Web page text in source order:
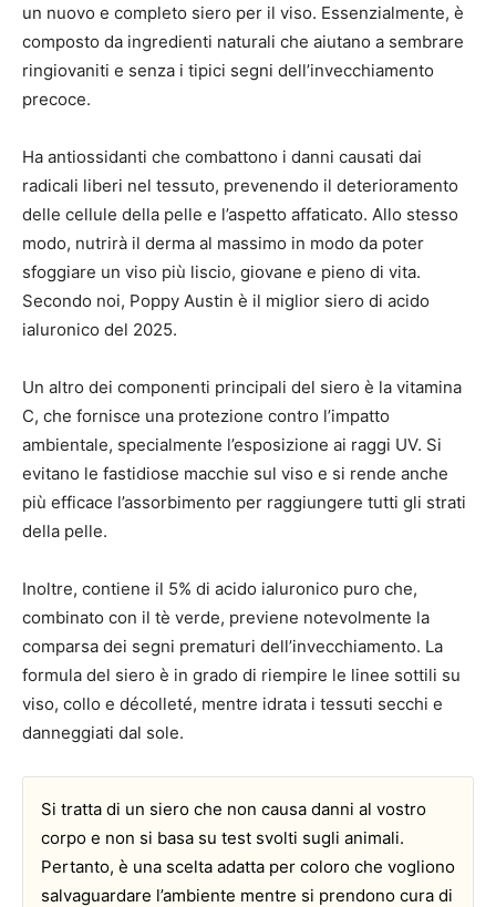
un nuovo e completo siero per il viso. Essenzialmente, è
composto da ingredienti naturali che aiutano a sembrare
ringiovaniti e senza i tipici segni dell’invecchiamento
precoce.
Ha antiossidanti che combattono i danni causati dai
radicali liberi nel tessuto, prevenendo il deterioramento
delle cellule della pelle e l’aspetto affaticato. Allo stesso
modo, nutrirà il derma al massimo in modo da poter
sfoggiare un viso più liscio, giovane e pieno di vita.
Secondo noi, Poppy Austin è il miglior siero di acido
ialuronico del 2025.
Un altro dei componenti principali del siero è la vitamina
C, che fornisce una protezione contro l’impatto
ambientale, specialmente l’esposizione ai raggi UV. Si
evitano le fastidiose macchie sul viso e si rende anche
più efficace l’assorbimento per raggiungere tutti gli strati
della pelle.
Inoltre, contiene il 5% di acido ialuronico puro che,
combinato con il tè verde, previene notevolmente la
comparsa dei segni prematuri dell’invecchiamento. La
formula del siero è in grado di riempire le linee sottili su
viso, collo e décolleté, mentre idrata i tessuti secchi e
danneggiati dal sole.
Si tratta di un siero che non causa danni al vostro
corpo e non si basa su test svolti sugli animali.
Pertanto, è una scelta adatta per coloro che vogliono
salvaguardare l’ambiente mentre si prendono cura di